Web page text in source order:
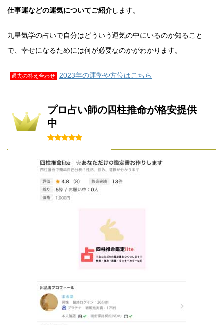
仕事運などの運気についてご紹介します。
九星気学の占いで自分はどういう運気の中にいるのか知ること
で、幸せになるためには何が必要なのかがわかります。
過去の答え合わせ 2023年の運勢や方位はこちら
プロ占い師の四柱推命が格安提供
中